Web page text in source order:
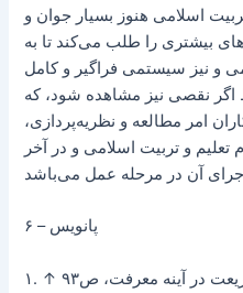
اسلامی هنوز بسیار جوان و
بیشتری را طلب می‌کند تا به
و نیز سیستمی فراگیر و کامل
اگر نقصی نیز مشاهده شود، که
امر مطالعه و نظریه‌پردازی،
و تربیت اسلامی و در آخر
۶ – پانویس